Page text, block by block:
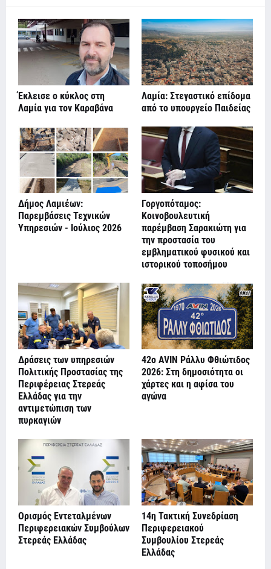
Έκλεισε ο κύκλος στη
Λαμία για τον Καραβάνα
Λαμία: Στεγαστικό επίδομα
από το υπουργείο Παιδείας
Δήμος Λαμιέων:
Παρεμβάσεις Τεχνικών
Υπηρεσιών - Ιούλιος 2026
Γοργοπόταμος:
Κοινοβουλευτική
παρέμβαση Σαρακιώτη για
την προστασία του
εμβληματικού φυσικού και
ιστορικού τοποσήμου
Δράσεις των υπηρεσιών
Πολιτικής Προστασίας της
Περιφέρειας Στερεάς
Ελλάδας για την
αντιμετώπιση των
πυρκαγιών
42ο AVIN Ράλλυ Φθιώτιδος
2026: Στη δημοσιότητα οι
χάρτες και η αφίσα του
αγώνα
Ορισμός Εντεταλμένων
Περιφερειακών Συμβούλων
Στερεάς Ελλάδας
14η Τακτική Συνεδρίαση
Περιφερειακού
Συμβουλίου Στερεάς
Ελλάδας